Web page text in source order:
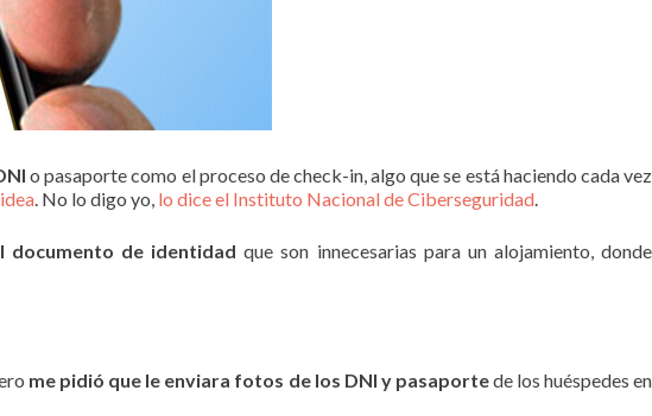
o pasaporte como el proceso de check-in, algo que se está haciendo cada vez
. No lo digo yo, lo dice el Instituto Nacional de Ciberseguridad.
documento de identidad que son innecesarias para un alojamiento, donde
me pidió que le enviara fotos de los DNI y pasaportede los huéspedes en